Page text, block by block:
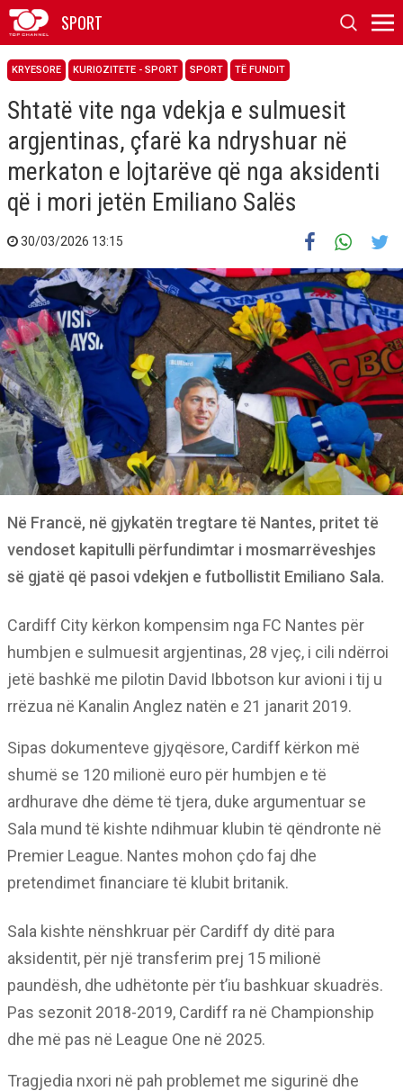
SPORT
KRYESORE KURIOZITETE - SPORT SPORT TË FUNDIT
Shtatë vite nga vdekja e sulmuesit
argjentinas, çfarë ka ndryshuar në
merkaton e lojtarëve që nga aksidenti
që i mori jetën Emiliano Salës
30/03/2026 13:15
Në Francë, në gjykatën tregtare të Nantes, pritet të
vendoset kapitulli përfundimtar i mosmarrëveshjes
së gjatë që pasoi vdekjen e futbollistit Emiliano Sala.
Cardiff City kërkon kompensim nga FC Nantes për
humbjen e sulmuesit argjentinas, 28 vjeç, i cili ndërroi
jetë bashkë me pilotin David Ibbotson kur avioni i tij u
rrëzua në Kanalin Anglez natën e 21 janarit 2019.
Sipas dokumenteve gjyqësore, Cardiff kërkon më
shumë se 120 milionë euro për humbjen e të
ardhurave dhe dëme të tjera, duke argumentuar se
Sala mund të kishte ndihmuar klubin të qëndronte në
Premier League. Nantes mohon çdo faj dhe
pretendimet financiare të klubit britanik.
Sala kishte nënshkruar për Cardiff dy ditë para
aksidentit, për një transferim prej 15 milionë
paundësh, dhe udhëtonte për t’iu bashkuar skuadrës.
Pas sezonit 2018-2019, Cardiff ra në Championship
dhe më pas në League One në 2025.
Tragjedia nxori në pah problemet me sigurinë dhe